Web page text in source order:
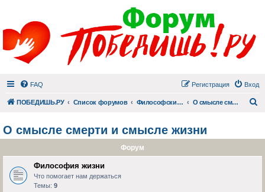
FAQ Вход
Регистрация
ПОБЕДИШЬ.РУ Список форумов Философский раздел О смысле смерти и смысле жизни
О смысле смерти и смысле жизни
Форум
Философия жизни
Что помогает нам держаться
Темы: 9